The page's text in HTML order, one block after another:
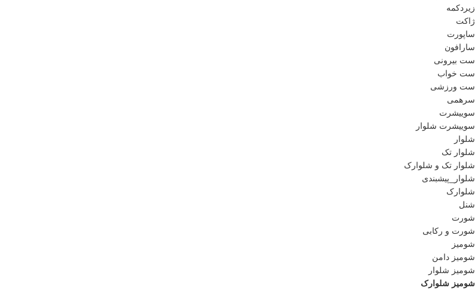
زیردکمه
ژاکت
ساپورت
سارافون
ست بیرونی
ست خواب
ست ورزشی
سرهمی
سوییشرت
سوییشرت شلوار
شلوار
شلوار تک
شلوار تک و شلوارک
شلوار_پیشبندی
شلوارک
شنل
شورت
شورت و رکابی
شومیز
شومیز دامن
شومیز شلوار
شومیز شلوارک